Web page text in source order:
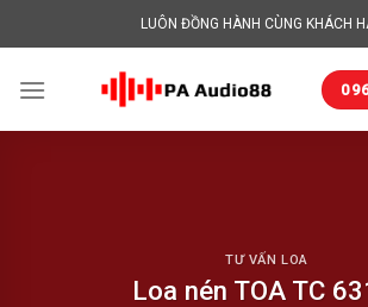
to
LUÔN ĐỒNG HÀNH CÙNG KHÁCH
TƯ VẤN LOA
Loa nén TOA TC